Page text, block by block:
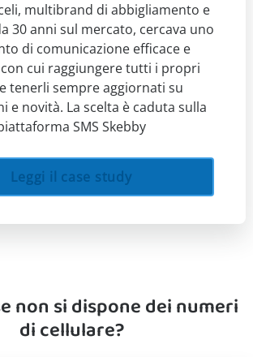
multibrand di abbigliamento e
30 anni sul mercato, cercava uno
di comunicazione efficace e
cui raggiungere tutti i propri
tenerli sempre aggiornati su
e novità. La scelta è caduta sulla
SMS Skebby
Leggi il case study
non si dispone dei numeri
di cellulare?